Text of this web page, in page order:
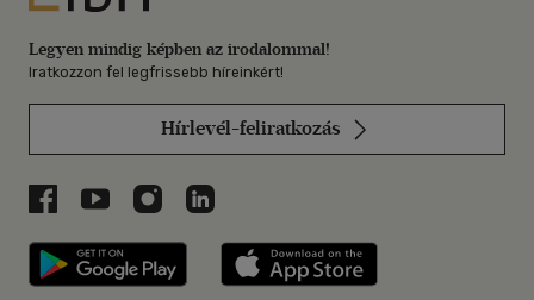
Legyen mindig képben az irodalommal!
Iratkozzon fel legfrissebb híreinkért!
Hírlevél-feliratkozás
Libri a Facebookon
Libri a Youtube-on
Libri az Instagramon
Libri a LinkedInen
Libri applikáció Szerezd meg: Google